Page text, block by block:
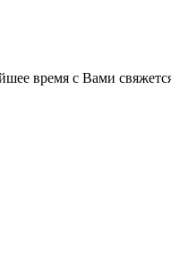
время с Вами